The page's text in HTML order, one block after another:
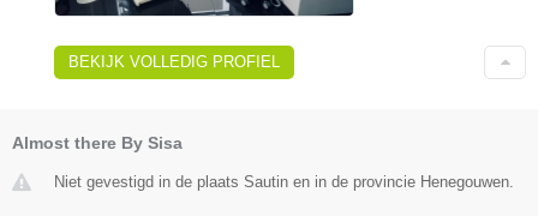
BEKIJK VOLLEDIG PROFIEL
Almost there By Sisa
Niet gevestigd in de plaats Sautin en in de provincie Henegouwen.